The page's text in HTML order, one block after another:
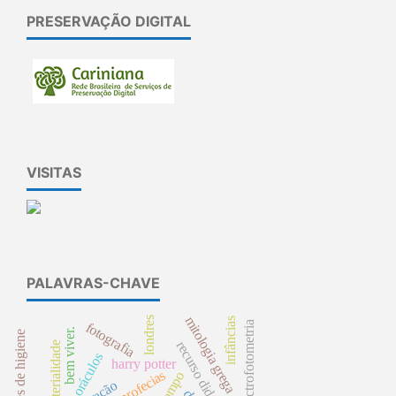
PRESERVAÇÃO DIGITAL
VISITAS
PALAVRAS-CHAVE
oráculos mitologia grega
harry potter
profecias
fotografia
materialidade espectrofotometria
londres
bem viver. infâncias